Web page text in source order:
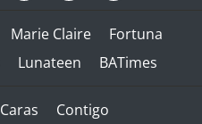
Marie Claire
Fortuna
Lunateen BATimes
Caras Contigo